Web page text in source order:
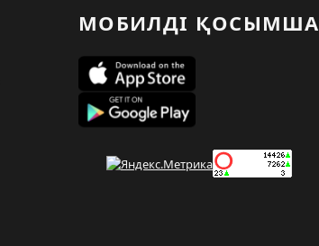
МОБИЛДІ ҚОСЫМША